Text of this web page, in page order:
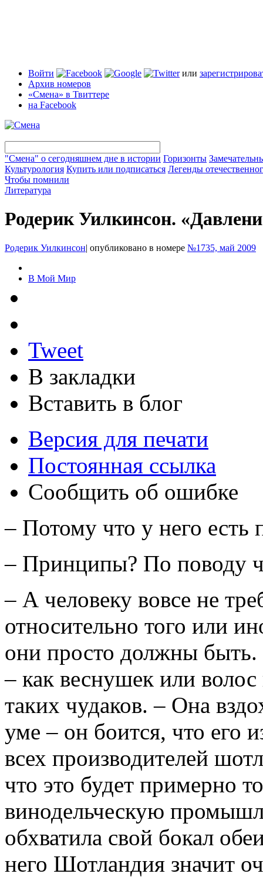
Войти или
Архив номеров
«Смена» в Твиттере
на Facebook
"Смена" о сегодняшнем дне в истории Горизонты
Культурология Купить или подписаться Легенды
Чтобы помнили
Литература
Родерик Уилкинсон.
Родерик Уилкинсон| опубликовано в номере №1735, май 2009
В Мой Мир
Tweet
В закладки
Вставить в блог
Версия для печати
Постоянная ссылка
Сообщить об ошибке
– Потому что у него
– Принципы? По поводу
– А человеку вовсе не
относительно того или
они просто должны
– как веснушек или
таких чудаков. – Она
уме – он боится, что его
всех производителей
что это будет примерно
винодельческую
обхватила свой бокал
него Шотландия значит